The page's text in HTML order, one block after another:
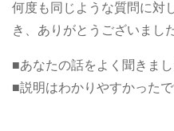
何度も同じような質問に対
き、ありがとうございまし
■あなたの話をよく聞きま
■説明はわかりやすかった